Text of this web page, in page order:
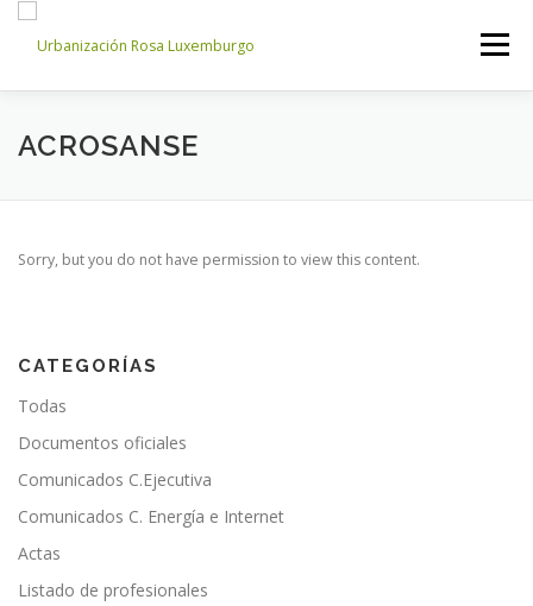
contenido
Menú
INICIO NOSOTROS
ACROSANSE
Sorry, but you do not have permission to view this content.
CATEGORÍAS
Todas
Documentos oficiales
Comunicados C.Ejecutiva
Comunicados C. Energía e Internet
Actas
Listado de profesionales